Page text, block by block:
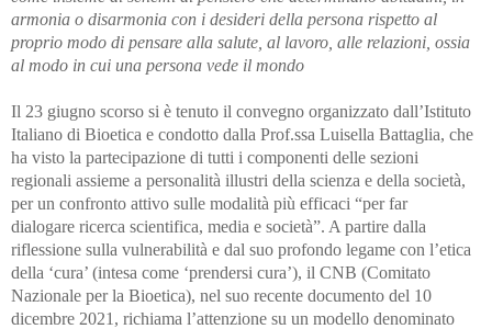
armonia o disarmonia con i desideri della persona rispetto al
proprio modo di pensare alla salute, al lavoro, alle relazioni, ossia
al modo in cui una persona vede il mondo
Il 23 giugno scorso si è tenuto il convegno organizzato dall’Istituto
Italiano di Bioetica e condotto dalla Prof.ssa Luisella Battaglia, che
ha visto la partecipazione di tutti i componenti delle sezioni
regionali assieme a personalità illustri della scienza e della società,
per un confronto attivo sulle modalità più efficaci “per far
dialogare ricerca scientifica, media e società”. A partire dalla
riflessione sulla vulnerabilità e dal suo profondo legame con l’etica
della ‘cura’ (intesa come ‘prendersi cura’), il CNB (Comitato
Nazionale per la Bioetica), nel suo recente documento del 10
dicembre 2021, richiama l’attenzione su un modello denominato